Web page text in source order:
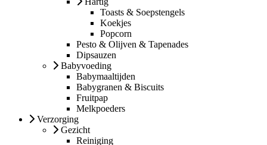
Toasts & Soepstengels
Koekjes
Popcorn
Pesto & Olijven & Tapenades
Dipsauzen
Babyvoeding
Babymaaltijden
Babygranen & Biscuits
Fruitpap
Melkpoeders
Verzorging
Gezicht
Reiniging